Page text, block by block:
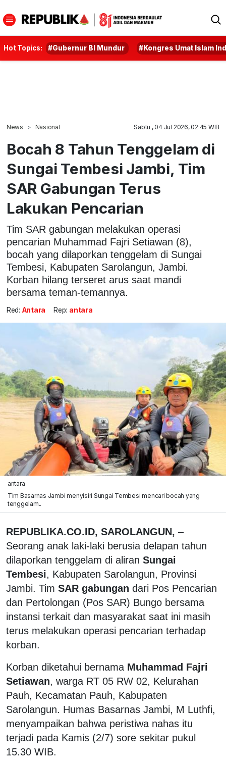
Hot Topics: #Gubernur BI Mundur #Kongres Umat Islam
News Nasional Sabtu , 04 Jul 2026, 02:45 WIB
Bocah 8 Tahun Tenggelam di
Sungai Tembesi Jambi, Tim
SAR Gabungan Terus
Lakukan Pencarian
Tim SAR gabungan melakukan operasi
pencarian Muhammad Fajri Setiawan (8),
bocah yang dilaporkan tenggelam di Sungai
Tembesi, Kabupaten Sarolangun, Jambi.
Korban hilang terseret arus saat mandi
bersama teman-temannya.
Red: Antara Rep: antara
antara
Tim Basarnas Jambi menyisiri Sungai Tembesi mencari bocah yang
tenggelam..
REPUBLIKA.CO.ID, SAROLANGUN, –
Seorang anak laki-laki berusia delapan tahun
dilaporkan tenggelam di aliran Sungai
Tembesi, Kabupaten Sarolangun, Provinsi
Jambi. Tim SAR gabungan dari Pos Pencarian
dan Pertolongan (Pos SAR) Bungo bersama
instansi terkait dan masyarakat saat ini masih
terus melakukan operasi pencarian terhadap
korban.
Korban diketahui bernama Muhammad Fajri
Setiawan, warga RT 05 RW 02, Kelurahan
Pauh, Kecamatan Pauh, Kabupaten
Sarolangun. Humas Basarnas Jambi, M Luthfi,
menyampaikan bahwa peristiwa nahas itu
terjadi pada Kamis (2/7) sore sekitar pukul
15.30 WIB.